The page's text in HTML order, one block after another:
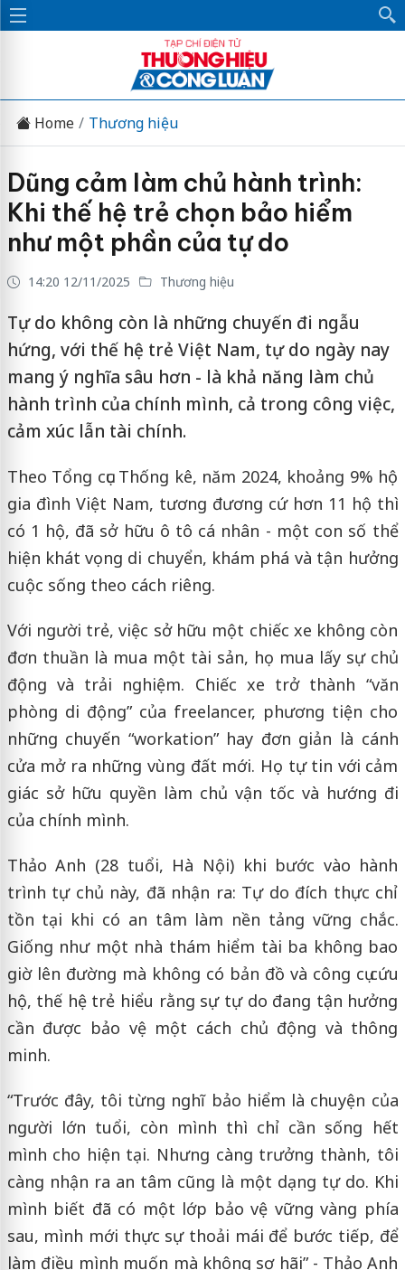
Home Thương hiệu
Dũng cảm làm chủ hành trình:
Khi thế hệ trẻ chọn bảo hiểm
như một phần của tự do
14:20 12/11/2025 Thương hiệu
Tự do không còn là những chuyến đi ngẫu
hứng, với thế hệ trẻ Việt Nam, tự do ngày nay
mang ý nghĩa sâu hơn - là khả năng làm chủ
hành trình của chính mình, cả trong công việc,
cảm xúc lẫn tài chính.
Theo Tổng cục Thống kê, năm 2024, khoảng 9% hộ
gia đình Việt Nam, tương đương cứ hơn 11 hộ thì
có 1 hộ, đã sở hữu ô tô cá nhân - một con số thể
hiện khát vọng di chuyển, khám phá và tận hưởng
cuộc sống theo cách riêng.
Với người trẻ, việc sở hữu một chiếc xe không còn
đơn thuần là mua một tài sản, họ mua lấy sự chủ
động và trải nghiệm. Chiếc xe trở thành “văn
phòng di động” của freelancer, phương tiện cho
những chuyến “workation” hay đơn giản là cánh
cửa mở ra những vùng đất mới. Họ tự tin với cảm
giác sở hữu quyền làm chủ vận tốc và hướng đi
của chính mình.
Thảo Anh (28 tuổi, Hà Nội) khi bước vào hành
trình tự chủ này, đã nhận ra: Tự do đích thực chỉ
tồn tại khi có an tâm làm nền tảng vững chắc.
Giống như một nhà thám hiểm tài ba không bao
giờ lên đường mà không có bản đồ và công cụ cứu
hộ, thế hệ trẻ hiểu rằng sự tự do đang tận hưởng
cần được bảo vệ một cách chủ động và thông
minh.
“Trước đây, tôi từng nghĩ bảo hiểm là chuyện của
người lớn tuổi, còn mình thì chỉ cần sống hết
mình cho hiện tại. Nhưng càng trưởng thành, tôi
càng nhận ra an tâm cũng là một dạng tự do. Khi
mình biết đã có một lớp bảo vệ vững vàng phía
sau, mình mới thực sự thoải mái để bước tiếp, để
làm điều mình muốn mà không sợ hãi” - Thảo Anh